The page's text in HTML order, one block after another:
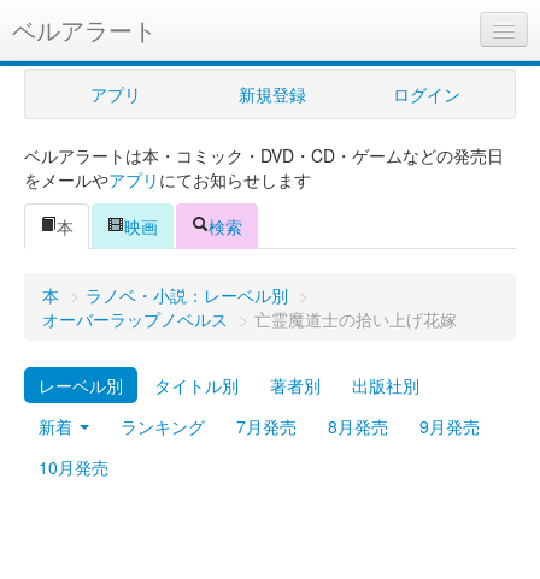
ベルアラート
ベルアラートとは
ヘルプ
新規登録
ログイン
購入管理
Myシェルフ
プレミアム
アプリ 新規登録 ログイン
ベルアラートは本・コミック・DVD・CD・ゲームなどの発売日
をメールやアプリ にてお知らせします
本
映画 検索
本 > ラノベ・小説：レーベル別 >
オーバーラップノベルス
> 亡霊魔道士の拾い上げ花嫁
レーベル別 タイトル別 著者別
出版社別
新着
ランキング 7月発売 8月発売
9月発売
10月発売